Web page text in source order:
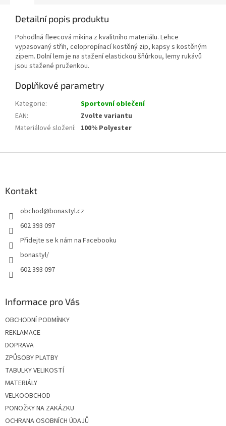
Detailní popis produktu
Pohodlná fleecová mikina z kvalitního materiálu. Lehce
vypasovaný střih, celopropínací kostěný zip, kapsy s kostěným
zipem. Dolní lem je na stažení elastickou šňůrkou, lemy rukávů
jsou stažené pruženkou.
Doplňkové parametry
Kategorie:
Sportovní oblečení
EAN:
Zvolte variantu
Materiálové složení: 100% Polyester
Kontakt
obchod@bonastyl.cz
602 393 097
Přidejte se k nám na Facebooku
bonastyl/
602 393 097
Informace pro Vás
OBCHODNÍ PODMÍNKY
REKLAMACE
DOPRAVA
ZPŮSOBY PLATBY
TABULKY VELIKOSTÍ
MATERIÁLY
VELKOOBCHOD
PONOŽKY NA ZAKÁZKU
OCHRANA OSOBNÍCH ÚDAJŮ